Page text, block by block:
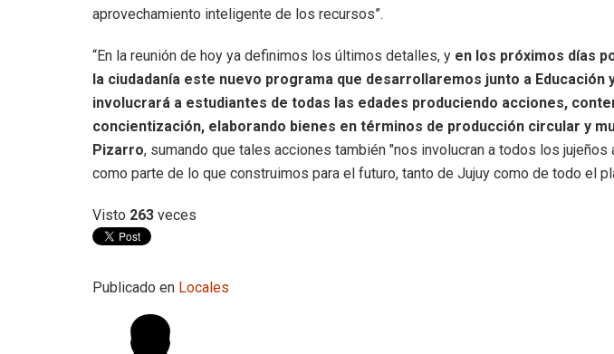
aprovechamiento inteligente de los recursos”.
“En la reunión de hoy ya definimos los últimos detalles, y en los próximos días
la ciudadanía este nuevo programa que desarrollaremos junto a Educación
involucrará a estudiantes de todas las edades produciendo acciones,
concientización, elaborando bienes en términos de producción circular y
Pizarro, sumando que tales acciones también "nos involucran a todos los jujeños
como parte de lo que construimos para el futuro, tanto de Jujuy como de todo el
Visto 263 veces
Publicado en Locales